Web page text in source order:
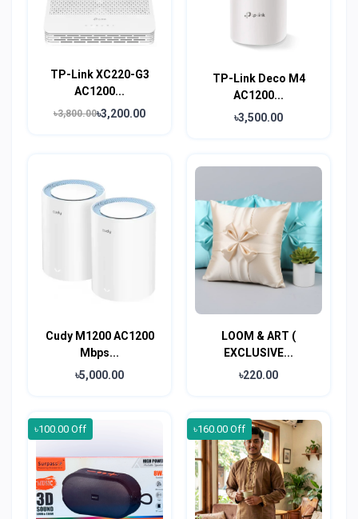
TP-Link XC220-G3
AC1200...
৳3,800.00৳3,200.00
TP-Link Deco M4
AC1200...
৳3,500.00
Cudy M1200 AC1200
Mbps...
৳5,000.00
LOOM & ART (
EXCLUSIVE...
৳220.00
৳100.00 Off ৳160.00 Off